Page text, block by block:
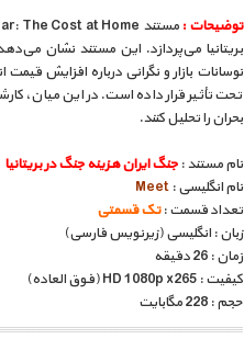
توضیحات :
بریتانیا می‌پردازد. این مستند نشان
نوسانات بازار و نگرانی درباره افزایش
تحت تأثیر قرار داده است. در این میان،
بحران را تحلیل کنند.
نام مستند :جنگ ایران هزینه جنگ در بریتانیا
نام انگلیسی :Meet
تعداد قسمت :تک قسمتی
زبان : انگلیسی (زیرنویس فارسی)
زمان : 26 دقیقه
کیفیت : HD 1080p x265 (فوق العاده)
حجم : 228 مگابایت